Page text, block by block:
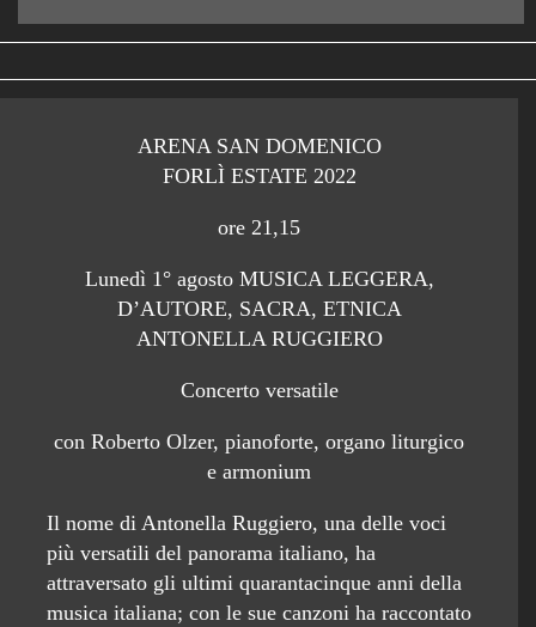
ARENA SAN DOMENICO
FORLÌ ESTATE 2022
ore 21,15
Lunedì 1° agosto MUSICA LEGGERA,
D’AUTORE, SACRA, ETNICA
ANTONELLA RUGGIERO
Concerto versatile
con Roberto Olzer, pianoforte, organo liturgico
e armonium
Il nome di Antonella Ruggiero, una delle voci
più versatili del panorama italiano, ha
attraversato gli ultimi quarantacinque anni della
musica italiana; con le sue canzoni ha raccontato